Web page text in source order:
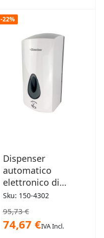
-22%
Dispenser
automatico
elettronico di
sapone
igienizzante
Boston
Sku: 150-4302
95,73 €
74,67 €IVA Incl.